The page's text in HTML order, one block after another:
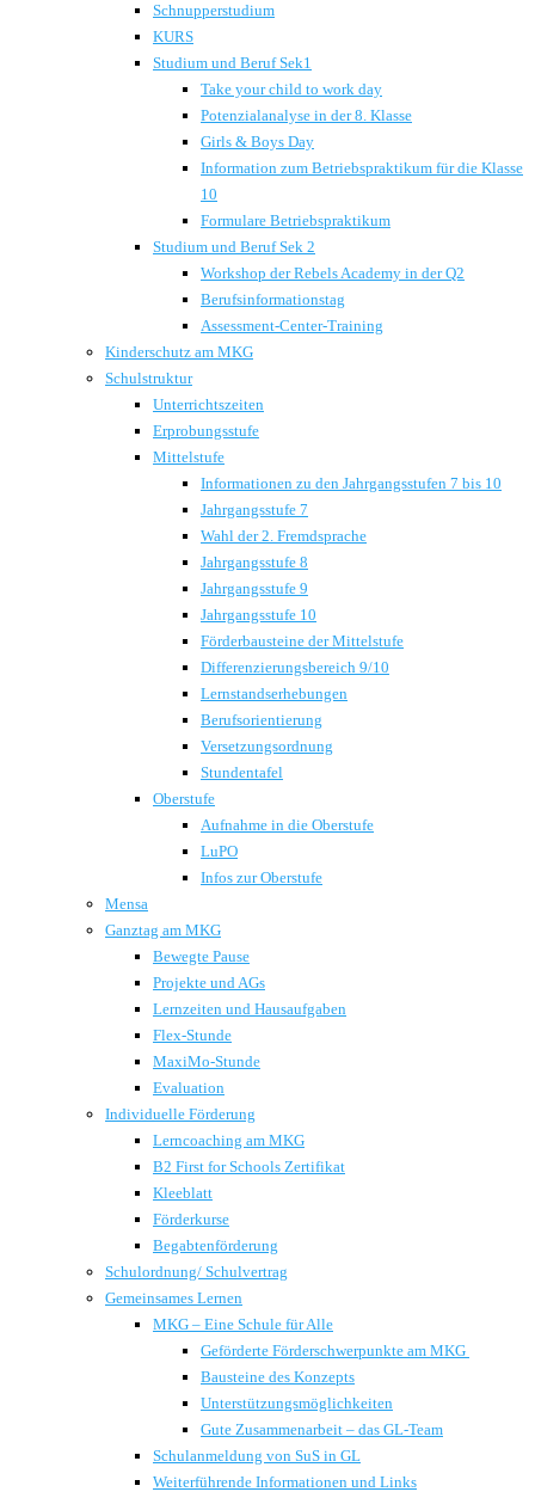
Schnupperstudium
KURS
Studium und Beruf Sek1
Take your child to work day
Potenzialanalyse in der 8. Klasse
Girls & Boys Day
Information zum Betriebspraktikum für die Klasse
10
Formulare Betriebspraktikum
Studium und Beruf Sek 2
Workshop der Rebels Academy in der Q2
Berufsinformationstag
Assessment-Center-Training
Kinderschutz am MKG
Schulstruktur
Unterrichtszeiten
Erprobungsstufe
Mittelstufe
Informationen zu den Jahrgangsstufen 7 bis 10
Jahrgangsstufe 7
Wahl der 2. Fremdsprache
Jahrgangsstufe 8
Jahrgangsstufe 9
Jahrgangsstufe 10
Förderbausteine der Mittelstufe
Differenzierungsbereich 9/10
Lernstandserhebungen
Berufsorientierung
Versetzungsordnung
Stundentafel
Oberstufe
Aufnahme in die Oberstufe
LuPO
Infos zur Oberstufe
Mensa
Ganztag am MKG
Bewegte Pause
Projekte und AGs
Lernzeiten und Hausaufgaben
Flex-Stunde
MaxiMo-Stunde
Evaluation
Individuelle Förderung
Lerncoaching am MKG
B2 First for Schools Zertifikat
Kleeblatt
Förderkurse
Begabtenförderung
Schulordnung/ Schulvertrag
Gemeinsames Lernen
MKG – Eine Schule für Alle
Geförderte Förderschwerpunkte am MKG
Bausteine des Konzepts
Unterstützungsmöglichkeiten
Gute Zusammenarbeit – das GL-Team
Schulanmeldung von SuS in GL
Weiterführende Informationen und Links